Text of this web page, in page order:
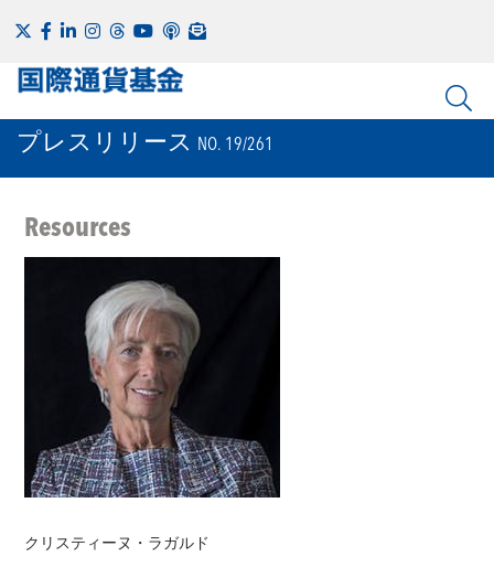
プレスリリース NO. 19/261
Resources
クリスティーヌ・ラガルド